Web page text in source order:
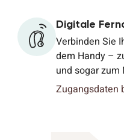
Digitale
Verbinden Sie
dem Handy –
und sogar zum
Zugangsdaten